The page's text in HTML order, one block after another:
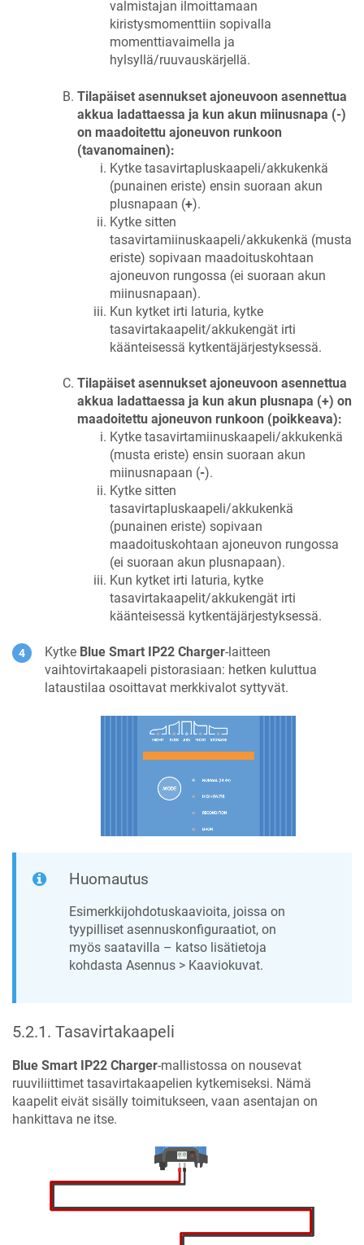
valmistajan ilmoittamaan
kiristysmomenttiin sopivalla
momenttiavaimella ja
hylsyllä/ruuvauskärjellä.
Tilapäiset asennukset ajoneuvoon asennettua
akkua ladattaessa ja kun akun miinusnapa (-)
on maadoitettu ajoneuvon runkoon
(tavanomainen):
Kytke tasavirtapluskaapeli/akkukenkä
(punainen eriste) ensin suoraan akun
plusnapaan (+).
Kytke sitten
tasavirtamiinuskaapeli/akkukenkä (musta
eriste) sopivaan maadoituskohtaan
ajoneuvon rungossa (ei suoraan akun
miinusnapaan).
Kun kytket irti laturia, kytke
tasavirtakaapelit/akkukengät irti
käänteisessä kytkentäjärjestyksessä.
Tilapäiset asennukset ajoneuvoon asennettua
akkua ladattaessa ja kun akun plusnapa (+) on
maadoitettu ajoneuvon runkoon (poikkeava):
Kytke tasavirtamiinuskaapeli/akkukenkä
(musta eriste) ensin suoraan akun
miinusnapaan (-).
Kytke sitten
tasavirtapluskaapeli/akkukenkä
(punainen eriste) sopivaan
maadoituskohtaan ajoneuvon rungossa
(ei suoraan akun plusnapaan).
Kun kytket irti laturia, kytke
tasavirtakaapelit/akkukengät irti
käänteisessä kytkentäjärjestyksessä.
Kytke Blue Smart IP22 Charger-laitteen
vaihtovirtakaapeli pistorasiaan: hetken kuluttua
lataustilaa osoittavat merkkivalot syttyvät.
Huomautus
Esimerkkijohdotuskaavioita, joissa on
tyypilliset asennuskonfiguraatiot, on
myös saatavilla – katso lisätietoja
kohdasta Asennus > Kaaviokuvat.
5.2.1 . Tasavirtakaapeli
Blue Smart IP22 Charger-mallistossa on nousevat
ruuviliittimet tasavirtakaapelien kytkemiseksi. Nämä
kaapelit eivät sisälly toimitukseen, vaan asentajan on
hankittava ne itse.